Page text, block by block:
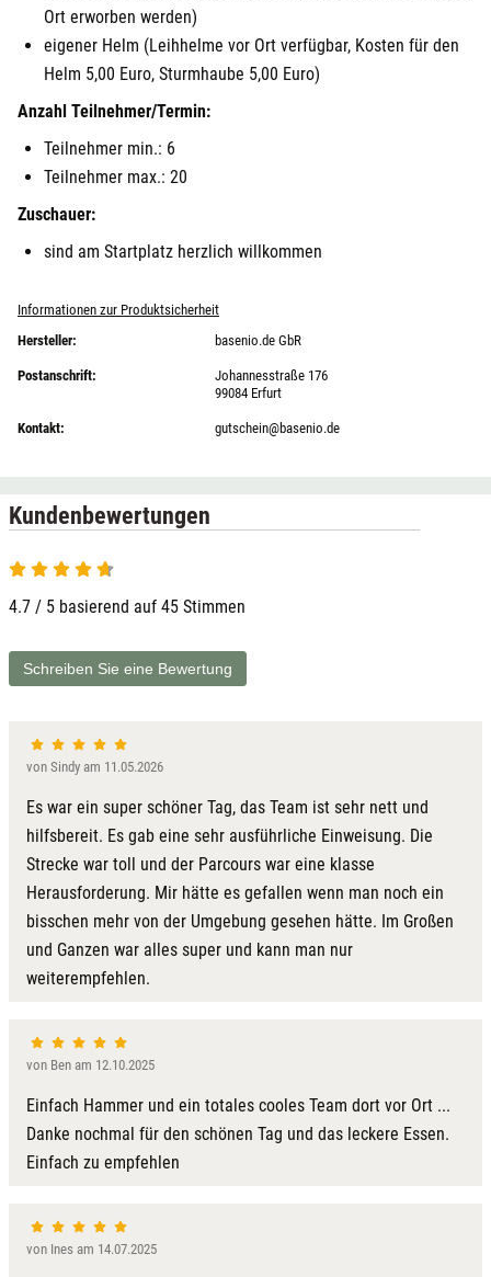
Ort erworben werden)
eigener Helm (Leihhelme vor Ort verfügbar, Kosten für den
Helm 5,00 Euro, Sturmhaube 5,00 Euro)
Anzahl Teilnehmer/Termin:
Teilnehmer min.: 6
Teilnehmer max.: 20
Zuschauer:
sind am Startplatz herzlich willkommen
Informationen zur Produktsicherheit
Hersteller:
basenio.de GbR
Postanschrift:
Johannesstraße 176
99084 Erfurt
Kontakt: gutschein@basenio.de
Kundenbewertungen
4.7 / 5 basierend auf 45 Stimmen
Schreiben Sie eine Bewertung
von Sindy am 11.05.2026
Es war ein super schöner Tag, das Team ist sehr nett und
hilfsbereit. Es gab eine sehr ausführliche Einweisung. Die
Strecke war toll und der Parcours war eine klasse
Herausforderung. Mir hätte es gefallen wenn man noch ein
bisschen mehr von der Umgebung gesehen hätte. Im Großen
und Ganzen war alles super und kann man nur
weiterempfehlen.
von Ben am 12.10.2025
Einfach Hammer und ein totales cooles Team dort vor Ort ...
Danke nochmal für den schönen Tag und das leckere Essen.
Einfach zu empfehlen
von Ines am 14.07.2025